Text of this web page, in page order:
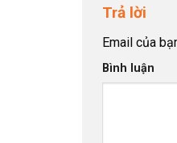
Trả lời
Email của
Bình luận